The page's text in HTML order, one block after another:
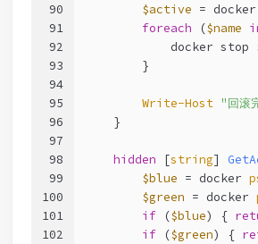
90
91
92
93
94
95
96
97
98
99
100
101
102
$active = docker
foreach ($name
            docker stop
        }
Write-Host "回滚
    }
hidden [string]
$blue = docker
$green = docker
if ($blue) {
if ($green) {